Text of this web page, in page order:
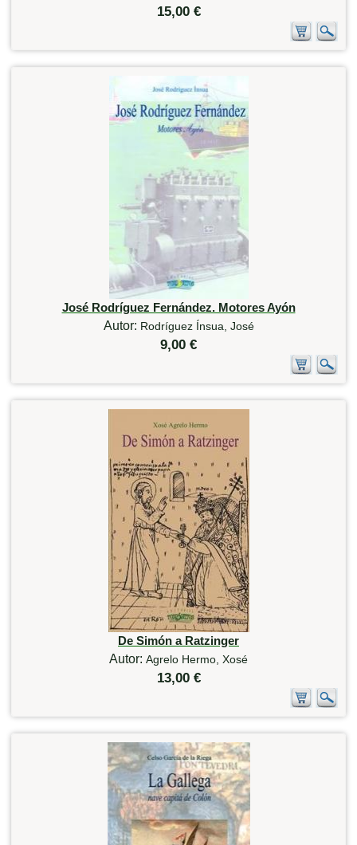
15,00 €
José Rodríguez Fernández. Motores Ayón
Autor: Rodríguez Ínsua, José
9,00 €
De Simón a Ratzinger
Autor: Agrelo Hermo, Xosé
13,00 €